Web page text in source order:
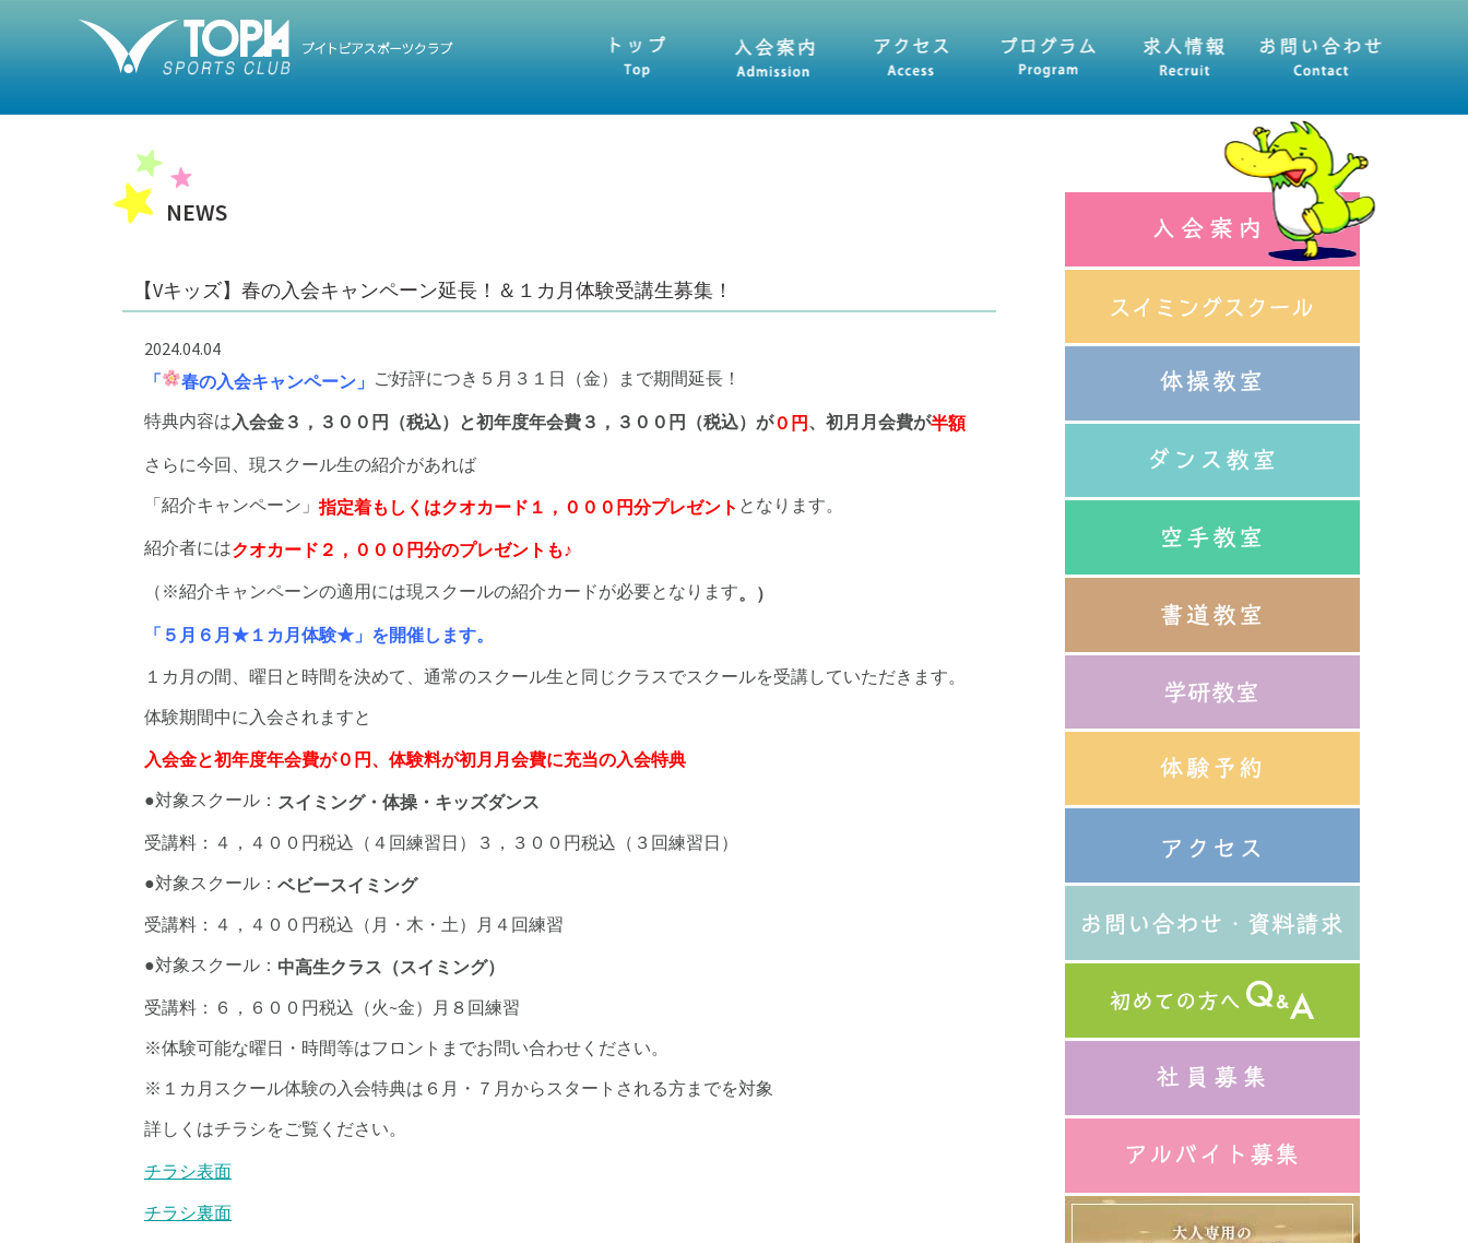
NEWS
【Vキッズ】春の入会キャンペーン延長！＆１カ月体験受講生募集！
2024.04.04
「
春の入会キャンペーン」 ご好評につき５月３１日（金）まで期間延長！
特典内容は入会金３，３００円（税込）と初年度年会費３，３００円（税込）が０円 、初月月会費が半額
さらに今回、現スクール生の紹介があれば
「紹介キャンペーン」指定着もしくはクオカード１，０００円分プレゼント となります。
紹介者にはクオカード２，０００円分のプレゼントも♪
（※紹介キャンペーンの適用には現スクールの紹介カードが必要となります。）
「５月６月★１カ月体験★」を開催します。
１カ月の間、曜日と時間を決めて、通常のスクール生と同じクラスでスクールを受講していただきます。
体験期間中に入会されますと
入会金と初年度年会費が０円、体験料が初月月会費に充当の入会特典
●対象スクール： スイミング・体操・キッズダンス
受講料：４，４００円税込（４回練習日）３，３００円税込（３回練習日）
●対象スクール： ベビースイミング
受講料：４，４００円税込（月・木・土）月４回練習
●対象スクール： 中高生クラス （スイミング）
受講料：６，６００円税込（火~金）月８回練習
※体験可能な曜日・時間等はフロントまでお問い合わせください。
※１カ月スクール体験の入会特典は６月・７月からスタートされる方までを対象
詳しくはチラシをご覧ください。
チラシ表面
チラシ裏面